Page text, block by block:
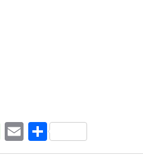
WhatsApp
EmailShare